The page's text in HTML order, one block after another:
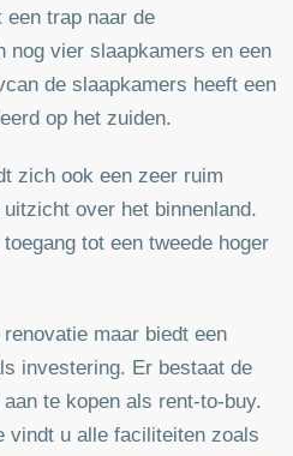
een trap naar de
nog vier slaapkamers en een
de slaapkamers heeft een
op het zuiden.
zich ook een zeer ruim
over het binnenland.
tot een tweede hoger
maar biedt een
investering. Er bestaat de
te kopen als rent-to-buy.
vindt u alle faciliteiten zoals